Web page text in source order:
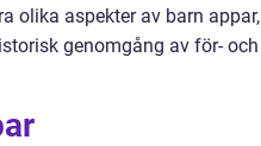
olika aspekter av barn appar,
genomgång av för- och